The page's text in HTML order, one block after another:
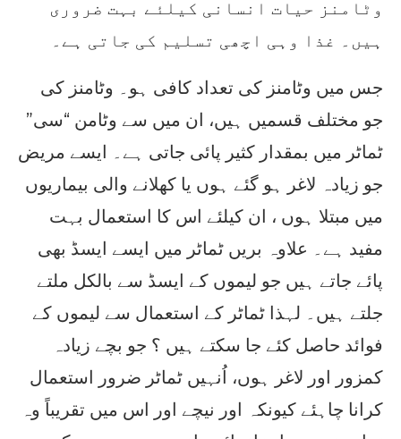
وٹامنز حیات انسانی کیلئے بہت ضروری
ہیں۔ غذا وہی اچھی تسلیم کی جاتی ہے۔
جس میں وٹامنز کی تعداد کافی ہو۔ وٹامنز کی
جو مختلف قسمیں ہیں، ان میں سے وٹامن “سی”
ٹماٹر میں بمقدار کثیر پائی جاتی ہے۔ ایسے مریض
جو زیادہ لاغر ہو گئے ہوں یا کھلانے والی بیماریوں
میں مبتلا ہوں ، ان کیلئے اس کا استعمال بہت
مفید ہے۔ علاوہ بریں ٹماٹر میں ایسے ایسڈ بھی
پائے جاتے ہیں جو لیموں کے ایسڈ سے بالکل ملتے
جلتے ہیں۔ لہذا ٹماٹر کے استعمال سے لیموں کے
فوائد حاصل کئے جا سکتے ہیں ؟ جو بچے زیادہ
کمزور اور لاغر ہوں، اُنہیں ٹماٹر ضرور استعمال
کرانا چاہئے کیونکہ اور نیچے اور اس میں تقریباً وہ